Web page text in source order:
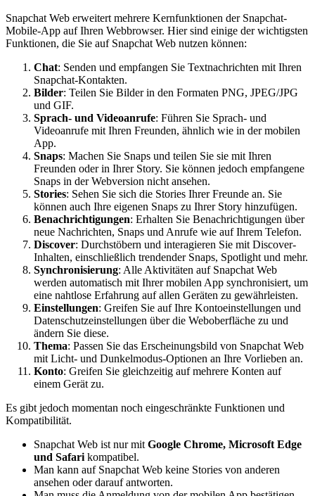
Snapchat Web erweitert mehrere Kernfunktionen der Snapchat-
Mobile-App auf Ihren Webbrowser. Hier sind einige der wichtigsten
Funktionen, die Sie auf Snapchat Web nutzen können:
Chat: Senden und empfangen Sie Textnachrichten mit Ihren
Snapchat-Kontakten.
Bilder: Teilen Sie Bilder in den Formaten PNG, JPEG/JPG
und GIF.
Sprach- und Videoanrufe: Führen Sie Sprach- und
Videoanrufe mit Ihren Freunden, ähnlich wie in der mobilen
App.
Snaps: Machen Sie Snaps und teilen Sie sie mit Ihren
Freunden oder in Ihrer Story. Sie können jedoch empfangene
Snaps in der Webversion nicht ansehen.
Stories: Sehen Sie sich die Stories Ihrer Freunde an. Sie
können auch Ihre eigenen Snaps zu Ihrer Story hinzufügen.
Benachrichtigungen: Erhalten Sie Benachrichtigungen über
neue Nachrichten, Snaps und Anrufe wie auf Ihrem Telefon.
Discover: Durchstöbern und interagieren Sie mit Discover-
Inhalten, einschließlich trendender Snaps, Spotlight und mehr.
Synchronisierung: Alle Aktivitäten auf Snapchat Web
werden automatisch mit Ihrer mobilen App synchronisiert, um
eine nahtlose Erfahrung auf allen Geräten zu gewährleisten.
Einstellungen: Greifen Sie auf Ihre Kontoeinstellungen und
Datenschutzeinstellungen über die Weboberfläche zu und
ändern Sie diese.
Thema: Passen Sie das Erscheinungsbild von Snapchat Web
mit Licht- und Dunkelmodus-Optionen an Ihre Vorlieben an.
Konto: Greifen Sie gleichzeitig auf mehrere Konten auf
einem Gerät zu.
Es gibt jedoch momentan noch eingeschränkte Funktionen und
Kompatibilität.
Snapchat Web ist nur mit Google Chrome, Microsoft Edge
und Safari kompatibel.
Man kann auf Snapchat Web keine Stories von anderen
ansehen oder darauf antworten.